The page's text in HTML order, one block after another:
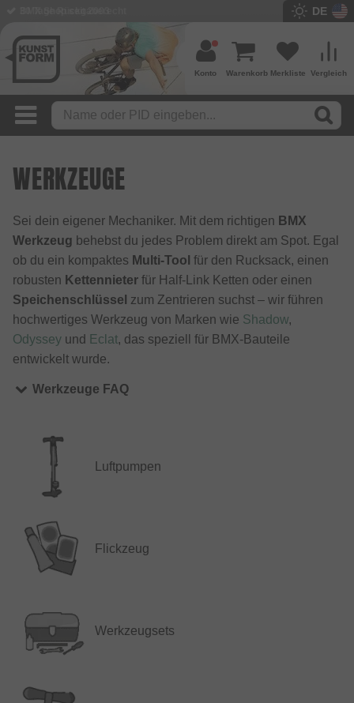
DE
Vergleich
Merkliste
Warenkorb
Konto
WERKZEUGE
Sei dein eigener Mechaniker. Mit dem richtigen BMX
Werkzeug behebst du jedes Problem direkt am Spot. Egal
ob du ein kompaktes Multi-Tool für den Rucksack, einen
robusten Kettennieter für Half-Link Ketten oder einen
Speichenschlüssel zum Zentrieren suchst – wir führen
hochwertiges Werkzeug von Marken wie Shadow,
Odyssey und Eclat, das speziell für BMX-Bauteile
entwickelt wurde.
Werkzeuge FAQ
Luftpumpen
Flickzeug
Werkzeugsets